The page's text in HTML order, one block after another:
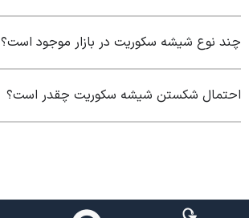
چند نوع شیشه سکوریت در بازار موجود است؟
احتمال شکستن شیشه سکوریت چقدر است؟